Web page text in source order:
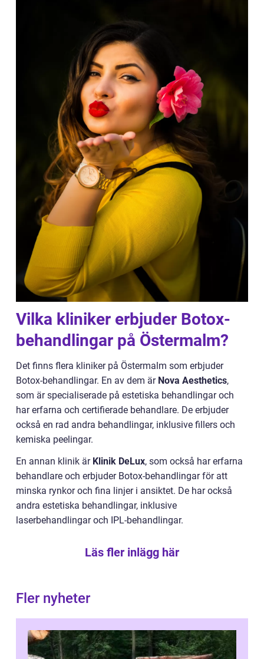
Vilka kliniker erbjuder Botox-
behandlingar på Östermalm?
Det finns flera kliniker på Östermalm som erbjuder
Botox-behandlingar. En av dem är Nova Aesthetics,
som är specialiserade på estetiska behandlingar och
har erfarna och certifierade behandlare. De erbjuder
också en rad andra behandlingar, inklusive fillers och
kemiska peelingar.
En annan klinik är Klinik DeLux, som också har erfarna
behandlare och erbjuder Botox-behandlingar för att
minska rynkor och fina linjer i ansiktet. De har också
andra estetiska behandlingar, inklusive
laserbehandlingar och IPL-behandlingar.
Läs fler inlägg här
Fler nyheter